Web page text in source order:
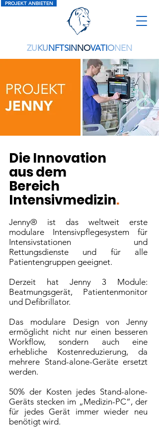
PROJEKT ANBIETEN
ZUKUNFTSINNOVATIONEN
Die Innovation
aus dem
Bereich
Intensivmedizin.
Jenny® ist das weltweit erste
modulare Intensivpflegesystem für
Intensivstationen und
Rettungsdienste und für alle
Patientengruppen geeignet.
Derzeit hat Jenny 3 Module:
Beatmungsgerät, Patientenmonitor
und Defibrillator.
Das modulare Design von Jenny
ermöglicht nicht nur einen besseren
Workflow, sondern auch eine
erhebliche Kostenreduzierung, da
mehrere Stand-alone-Geräte ersetzt
werden.
50% der Kosten jedes Stand-alone-
Geräts stecken im „Medizin-PC“, der
für jedes Gerät immer wieder neu
benötigt wird.